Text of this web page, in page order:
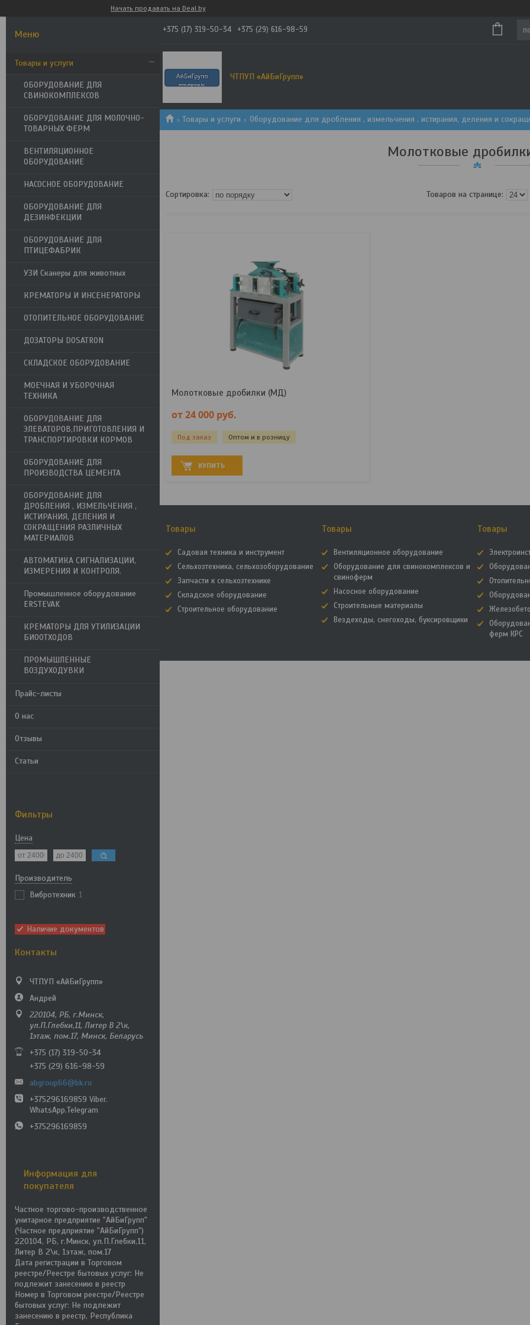
Начать продавать на Deal.by
Товары и услуги
ОБОРУДОВАНИЕ ДЛЯ
СВИНОКОМПЛЕКСОВ
ОБОРУДОВАНИЕ ДЛЯ МОЛОЧНО-
ТОВАРНЫХ ФЕРМ
ВЕНТИЛЯЦИОННОЕ
ОБОРУДОВАНИЕ
НАСОСНОЕ ОБОРУДОВАНИЕ
ОБОРУДОВАНИЕ ДЛЯ
ДЕЗИНФЕКЦИИ
ОБОРУДОВАНИЕ ДЛЯ
ПТИЦЕФАБРИК
УЗИ Сканеры для животных
КРЕМАТОРЫ И ИНСЕНЕРАТОРЫ
ОТОПИТЕЛЬНОЕ ОБОРУДОВАНИЕ
ДОЗАТОРЫ DOSATRON
СКЛАДСКОЕ ОБОРУДОВАНИЕ
МОЕЧНАЯ И УБОРОЧНАЯ
ТЕХНИКА
ОБОРУДОВАНИЕ ДЛЯ
ЭЛЕВАТОРОВ,ПРИГОТОВЛЕНИЯ И
ТРАНСПОРТИРОВКИ КОРМОВ
ОБОРУДОВАНИЕ ДЛЯ
ПРОИЗВОДСТВА ЦЕМЕНТА
ОБОРУДОВАНИЕ ДЛЯ
ДРОБЛЕНИЯ , ИЗМЕЛЬЧЕНИЯ ,
ИСТИРАНИЯ, ДЕЛЕНИЯ И
СОКРАЩЕНИЯ РАЗЛИЧНЫХ
МАТЕРИАЛОВ
АВТОМАТИКА СИГНАЛИЗАЦИИ,
ИЗМЕРЕНИЯ И КОНТРОЛЯ.
Промышленное оборудование
ERSTEVAK
КРЕМАТОРЫ ДЛЯ УТИЛИЗАЦИИ
БИООТХОДОВ
ПРОМЫШЛЕННЫЕ
ВОЗДУХОДУВКИ
Прайс-листы
О нас
Отзывы
Статьи
Фильтры
Цена
Производитель
Вибротехник 1
Наличие документов
Контакты
ЧТПУП «АйБиГрупп»
Андрей
220104, РБ, г.Минск,
ул.П.Глебки,11, Литер В 2\к,
1этаж, пом.17, Минск, Беларусь
+375 (17) 319-50-34
+375 (29) 616-98-59
abgroup66@bk.ru
+375296169859 Viber.
WhatsApp.Telegram
+375296169859
Информация для
покупателя
Частное торгово-производственное
унитарное предприятие "АйБиГрупп"
(Частное предприятие "АйБиГрупп")
220104, РБ, г.Минск, ул.П.Глебки,11,
Литер В 2\к, 1этаж, пом.17
Дата регистрации в Торговом
реестре/Реестре бытовых услуг: Не
подлежит занесению в реестр
Номер в Торговом реестре/Реестре
бытовых услуг: Не подлежит
занесению в реестр, Республика
+375 (17) 319-50-34 +375 (29) 616-98-59
ЧТПУП «АйБиГрупп»
Товары и услуги Оборудование для дробления , измельчения , истирания, деления и
Молотковые
Молотковые дробилки (МД)
от 24 000 руб.
Под заказ Оптом и в розницу
КУПИТЬ
Товары
Садовая техника и инструмент
Сельхозтехника, сельхозоборудование
Запчасти к сельхозтехнике
Складское оборудование
Строительное оборудование
Товары
Вентиляционное оборудование
Оборудование для свинокомплексов и
свиноферм
Насосное оборудование
Строительные материалы
Вездеходы, снегоходы, буксировщики
Товары
ферм КРС